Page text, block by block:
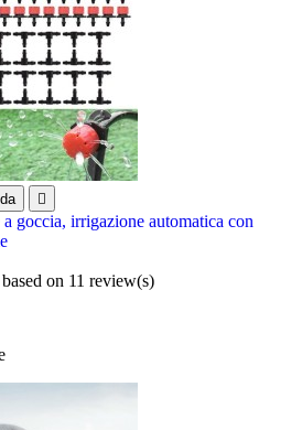

goccia, irrigazione automatica con
on 11 review(s)